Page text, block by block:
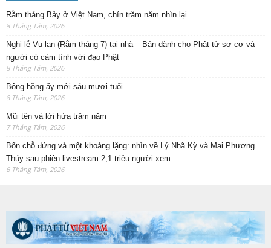
Rằm tháng Bảy ở Việt Nam, chín trăm năm nhìn lại
8 Tháng Tám, 2026
Nghi lễ Vu lan (Rằm tháng 7) tại nhà – Bản dành cho Phật tử sơ cơ và
người có cảm tình với đạo Phật
8 Tháng Tám, 2026
Bông hồng ấy mới sáu mươi tuổi
8 Tháng Tám, 2026
Mũi tên và lời hứa trăm năm
7 Tháng Tám, 2026
Bốn chỗ đứng và một khoảng lặng: nhìn về Lý Nhã Kỳ và Mai Phương
Thúy sau phiên livestream 2,1 triệu người xem
6 Tháng Tám, 2026